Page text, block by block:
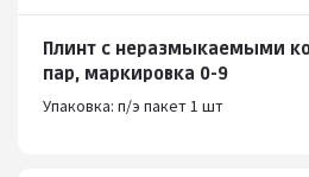
Плинт с неразмыкаемыми
пар, маркировка 0-9
Упаковка: п/э пакет 1 шт